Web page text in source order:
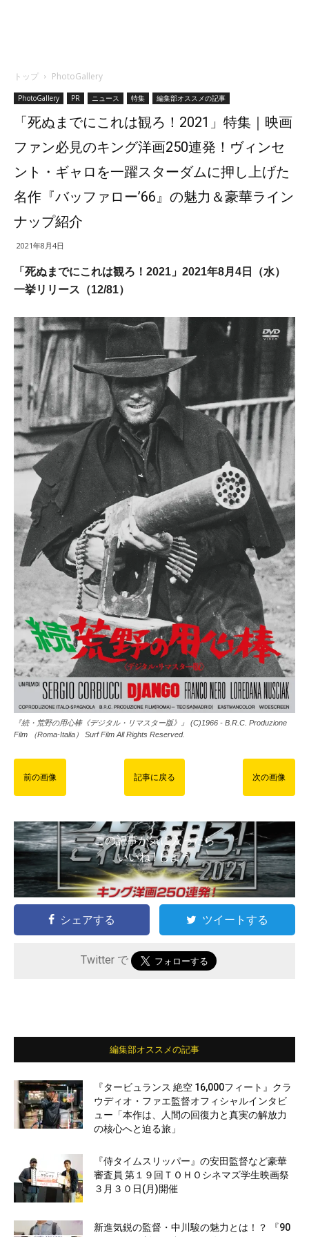
トップ PhotoGallery
PhotoGallery PR ニュース 特集 編集部オススメの記事
「死ぬまでにこれは観ろ！2021」特集｜映画
ファン必見のキング洋画250連発！ヴィンセ
ント・ギャロを一躍スターダムに押し上げた
名作『バッファロー’66』の魅力＆豪華ライン
ナップ紹介
2021年8月4日
「死ぬまでにこれは観ろ！2021」2021年8月4日（水）
一挙リリース（12/81）
『続・荒野の用心棒《デジタル・リマスター版》』 (C)1966 - B.R.C. Produzione
Film （Roma-Italia） Surf Film All Rights Reserved.
前の画像 記事に戻る 次の画像
この記事が気に入ったら
いいね ! しよう
シェアする ツイートする
Twitter で
編集部オススメの記事
『タービュランス 絶空 16,000フィート』クラ
ウディオ・ファエ監督オフィシャルインタビ
ュー「本作は、人間の回復力と真実の解放力
の核心へと迫る旅」
『侍タイムスリッパー』の安田監督など豪華
審査員 第１９回ＴＯＨＯシネマズ学生映画祭
３月３０日(月)開催
新進気鋭の監督・中川駿の魅力とは！？ 『90